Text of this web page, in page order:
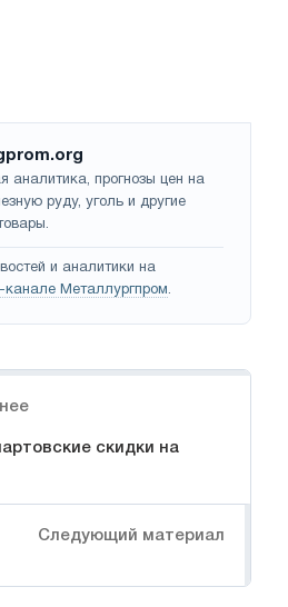
аналитика, прогнозы цен на
руду, уголь и другие
и аналитики на
канале Металлургпром.
скидки на
Следующий материал